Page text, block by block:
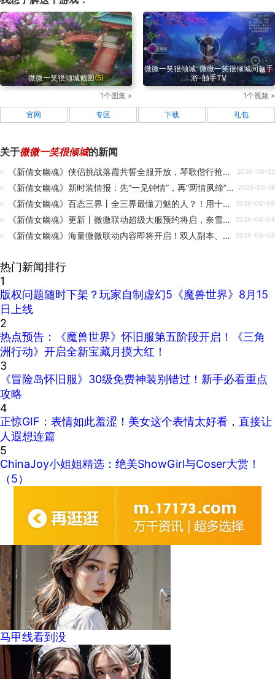
微微一笑很倾城截图(5)
1个图集 »
微微一笑很倾城: 微微一笑很倾城同款手
游-触手TV
1个视频 »
官网 专区 下载 礼包
关于微微一笑很倾城的新闻
《新倩女幽魂》侠侣挑战落霞共誓全服开放，琴歌偕行抢先体验，火焰妖劫新赛季火热开战，超级帮会月巅峰对决！ 2026-06-25
《新倩女幽魂》新时装情报：先“一见钟情”，再“两情夙缔”！侠的终生大事三界包圆了！ 2026-06-18
《新倩女幽魂》百态三界丨全三界最懂刀魅的人？！用十年把意难平拍成圆满结局！ 2026-06-09
《新倩女幽魂》更新丨微微联动超级大服预约将启，奈雪联动活动全服上线，天运系统抢先体验！ 2026-06-04
《新倩女幽魂》海量微微联动内容即将开启！双人副本、抢亲玩法、AI红娘...我已替侠划好重点！ 2026-06-03
热门新闻排行
1
版权问题随时下架？玩家自制虚幻5《魔兽世界》8月15
日上线
2
热点预告：《魔兽世界》怀旧服第五阶段开启！《三角
洲行动》开启全新宝藏月摸大红！
3
《冒险岛怀旧服》30级免费神装别错过！新手必看重点
攻略
4
正惊GIF：表情如此羞涩！美女这个表情太好看，直接让
人遐想连篇
5
ChinaJoy小姐姐精选：绝美ShowGirl与Coser大赏！
（5）
马甲线看到没